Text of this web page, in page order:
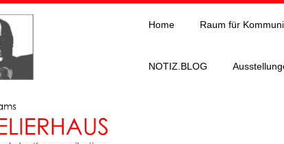
Home Raum für
NOTIZ.BLOG